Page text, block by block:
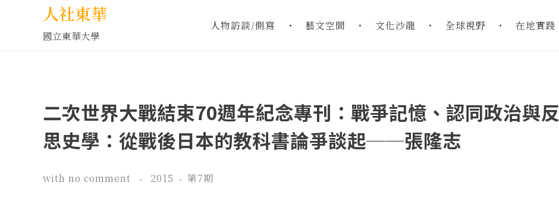
人社東華
國立東華大學
人物訪談/側寫 藝文空間 文化沙龍 全球視野 在地實踐
二次世界大戰結束70週年紀念專刊：戰爭記憶、認同政治與反
思史學：從戰後日本的教科書論爭談起──張隆志
with no comment 2015 第7期